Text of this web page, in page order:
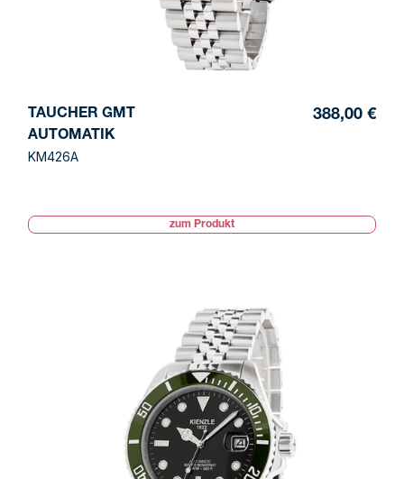
TAUCHER GMT
AUTOMATIK
KM426A
388,00 €
zum Produkt